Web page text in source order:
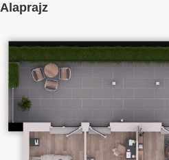
Alaprajz